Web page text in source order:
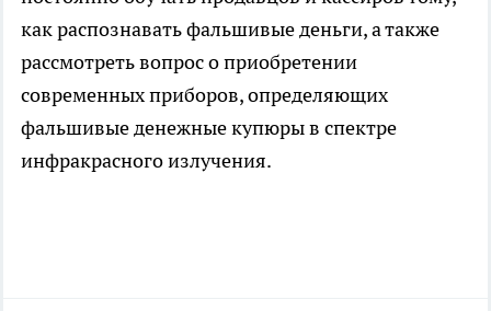
как распознавать фальшивые деньги, а также
рассмотреть вопрос о приобретении
современных приборов, определяющих
фальшивые денежные купюры в спектре
инфракрасного излучения.